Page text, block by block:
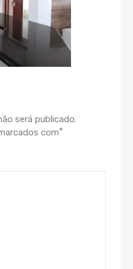
será publicado.
com*